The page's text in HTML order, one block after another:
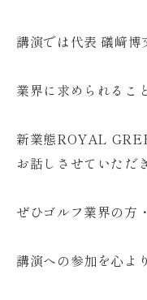
講演では代表 礒﨑博
業界に求められること
新業態ROYAL
お話しさせていただ
ぜひゴルフ業界の方
講演への参加を心よ